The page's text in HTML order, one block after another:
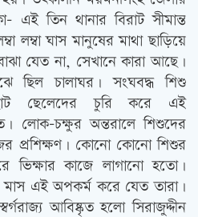
এই তিন থানার বিরাট সীমান্ত
লম্বা ঘাস মানুষের মাথা ছাড়িয়ে
যেত না, সেখানে কারা আছে।
ছিল চালাঘর। সংঘবদ্ধ শিশু
ছেলেদের চুরি করে এই
লোক-চক্ষুর অন্তরালে শিশুদের
প্রশিক্ষণ। কোনো কোনো শিশুর
ভিক্ষার কাজে লাগানো হতো।
এই অপকর্ম করে যেত তারা।
আবিষ্কৃত হলো সিরাজুদ্দীন